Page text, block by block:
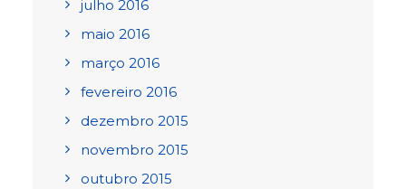
julho 2016
maio 2016
março 2016
fevereiro 2016
dezembro 2015
novembro 2015
outubro 2015